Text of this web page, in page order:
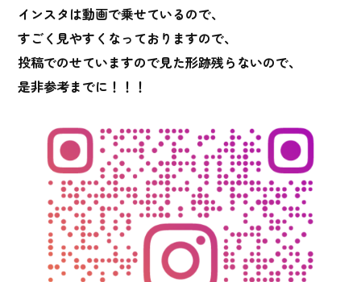
インスタは動画で乗せているので、
すごく見やすくなっておりますので、
投稿でのせていますので見た形跡残らないので、
是非参考までに！！！